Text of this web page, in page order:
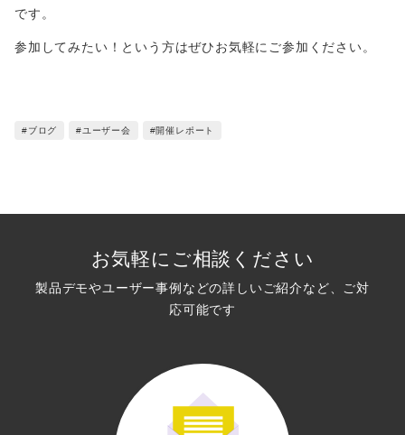
です。
参加してみたい！という方はぜひお気軽にご参加ください。
#ブログ #ユーザー会 #開催レポート
お気軽にご相談ください
製品デモやユーザー事例などの詳しいご紹介など、ご対
応可能です